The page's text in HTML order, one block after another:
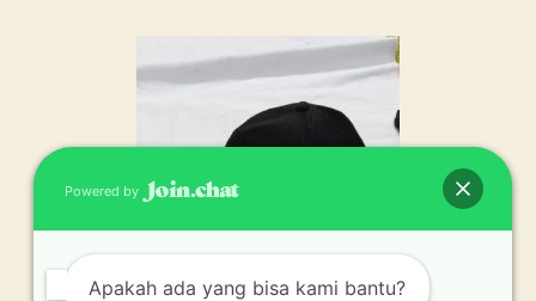
Powered by
Apakah ada yang bisa kami bantu?